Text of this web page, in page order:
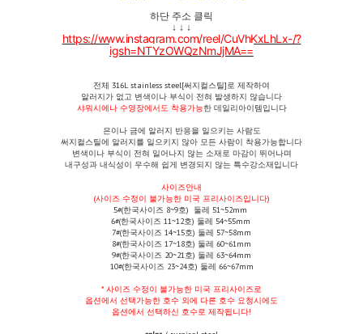
하단 주소 클릭
↓ ↓ ↓
https://www.instagram.com/reel/CuVhKxLhLx-/?
igsh=NTYzOWQzNmJjMA==
전체 316L stainless steel[써지컬스틸]로 제작하여
알러지가 없고 변색이나 부식이 전혀 발생하지 않습니다
샤워시에나 수영장에서도 착용가능한 데일리아이템입니다
은이나 금에 알러지 반응을 일으키는 사람도
써지컬스틸에 알러지를 일으키지 않아 모든 사람이 착용가능합니다
변색이나 부식이 전혀 일어나지 않는 소재로 마감이 뛰어나며
내구성과 내식성이 우수해 쉽게 변경되지 않는 특수강소재입니다
사이즈안내
(사이즈 수정이 불가능한 미국 프리사이즈입니다)
5#(한국사이즈 8~9호) 둘레 51~52mm
6#(한국사이즈 11~12호) 둘레 54~55mm
7#(한국사이즈 14~15호) 둘레 57~58mm
8#(한국사이즈 17~18호) 둘레 60~61mm
9#(한국사이즈 20~21호) 둘레 63~64mm
10#(한국사이즈 23~24호) 둘레 66~67mm
* 사이즈 수정이 불가능한 미국 프리사이즈로
옵션에서 선택가능한 호수 외에 다른 호수 요청시에도
옵션에서 선택하신 호수로 제작됩니다!